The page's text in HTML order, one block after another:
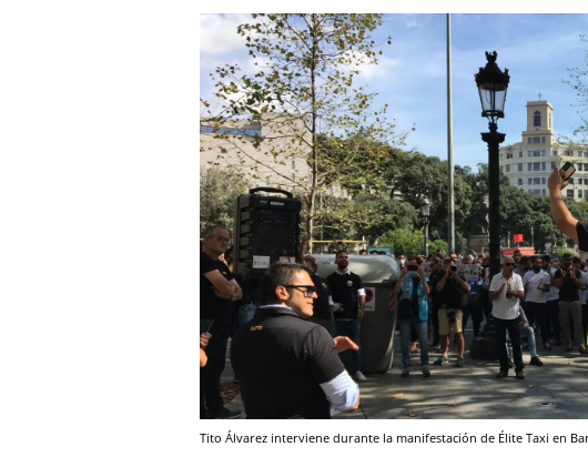
Tito Álvarez interviene durante la manifestación de Élite Taxi en